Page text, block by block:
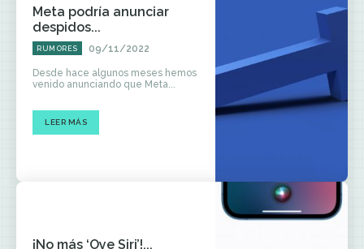
Meta podría anunciar
despidos...
RUMORES 09/11/2022
Desde hace algunos meses hemos
venido anunciando que Meta...
LEER MÁS
¡No más ‘Oye Siri’!...